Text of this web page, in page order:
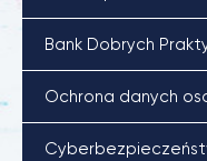
Bank Dobrych
Ochrona danych